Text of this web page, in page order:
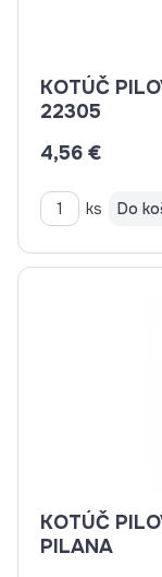
KOTÚČ
22305
4,56 €
ks Do
KOTÚČ
PILANA